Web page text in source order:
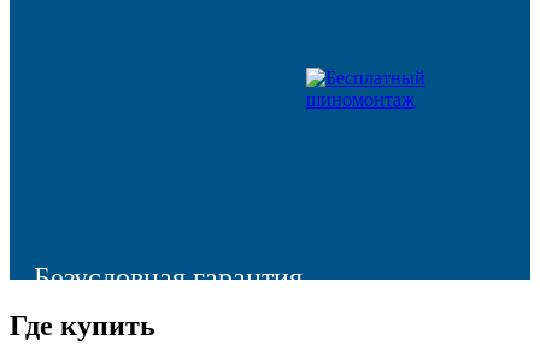
Безусловная гарантия
Моментальная компенсация остаточной стоимости шины в
случае ее преждевременного выхода из строя
Где купить